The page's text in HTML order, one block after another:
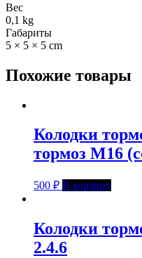
Вес
0,1 kg
Габариты
5 × 5 × 5 cm
Похожие товары
Колодки
тормоз M16
500 ₽ В корзину
Колодки
2.4.6